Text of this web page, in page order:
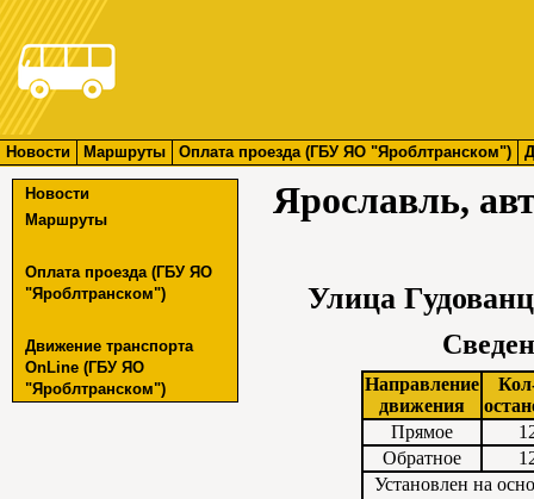
Новости Маршруты Оплата проезда (ГБУ ЯО "Яроблтранском")
Новости
Маршруты
Оплата проезда (ГБУ ЯО
"Яроблтранском")
Движение транспорта
OnLine (ГБУ ЯО
"Яроблтранском")
Ярославль,
Улица
Направление
движения
Прямое
Обратное
Установлен на